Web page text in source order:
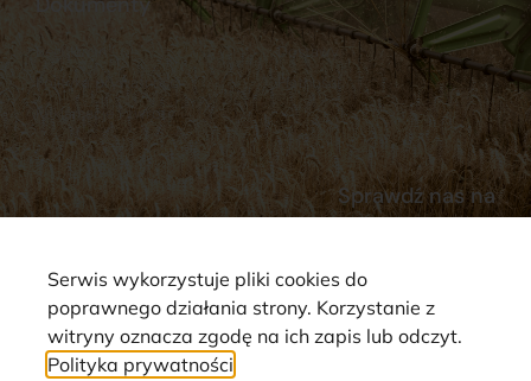
Regulamin
Polityka prywatności
Reklamacje i zwroty
Dostawy
Płatności
Sprawdź nas na
Strona wykorzystuje pliki cookie. Wszystkie prawa zastrzeżone ©
Serwis wykorzystuje pliki cookies do
poprawnego działania strony. Korzystanie z
witryny oznacza zgodę na ich zapis lub odczyt.
Polityka prywatności